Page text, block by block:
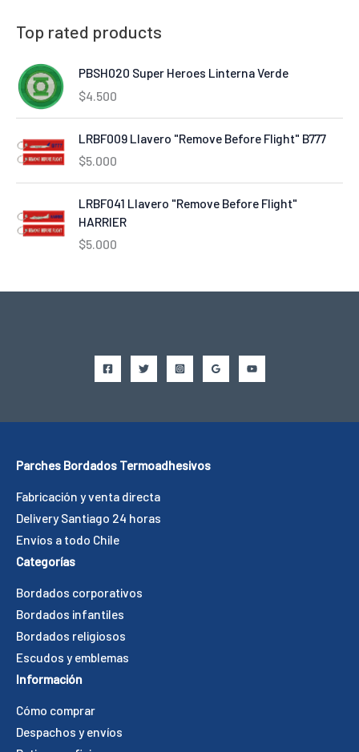
Top rated products
PBSH020 Super Heroes Linterna Verde
$4.500
LRBF009 Llavero "Remove Before Flight" B777
$5.000
LRBF041 Llavero "Remove Before Flight"
HARRIER
$5.000
Parches Bordados Termoadhesivos
Fabricación y venta directa
Delivery Santiago 24 horas
Envíos a todo Chile
Categorías
Bordados corporativos
Bordados infantiles
Bordados religiosos
Escudos y emblemas
Información
Cómo comprar
Despachos y envíos